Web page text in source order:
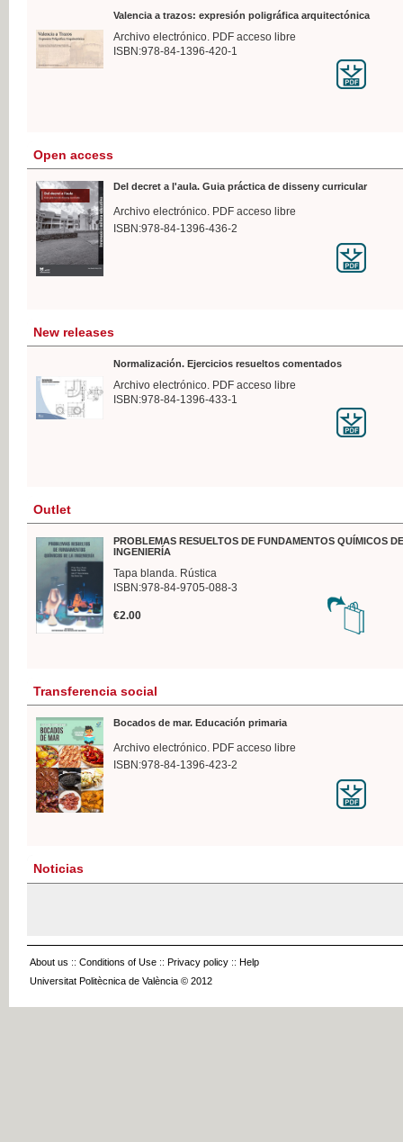
Valencia a trazos: expresión poligráfica arquitectónica
Archivo electrónico. PDF acceso libre
ISBN:978-84-1396-420-1
Open access
Del decret a l'aula. Guia práctica de disseny curricular
Archivo electrónico. PDF acceso libre
ISBN:978-84-1396-436-2
New releases
Normalización. Ejercicios resueltos comentados
Archivo electrónico. PDF acceso libre
ISBN:978-84-1396-433-1
Outlet
PROBLEMAS RESUELTOS DE FUNDAMENTOS QUÍMICOS
INGENIERÍA
Tapa blanda. Rústica
ISBN:978-84-9705-088-3
€2.00
Transferencia social
Bocados de mar. Educación primaria
Archivo electrónico. PDF acceso libre
ISBN:978-84-1396-423-2
Noticias
About us :: Conditions of Use :: Privacy policy :: Help
Universitat Politècnica de València © 2012